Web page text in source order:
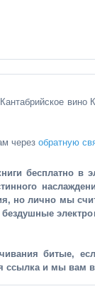
вино
через обратную
бесплатно в
но лично мы
битые,
ссылка и мы вам